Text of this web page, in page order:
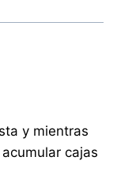
y mientras
cajas